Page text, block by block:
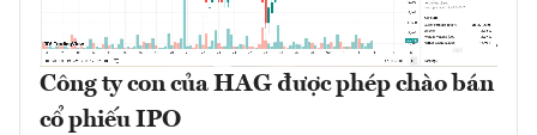
Công ty con của HAG được phép chào bán
cổ phiếu IPO